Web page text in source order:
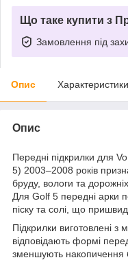
Що таке купити з
Замовлення під
Опис Характеристики
Опис
Передні підкрилки для
5) 2003–2008 років
бруду, вологи та
Для Golf 5 передні арки
піску та солі, що
Підкрилки виготовлені з
відповідають формі
зменшують накопичення